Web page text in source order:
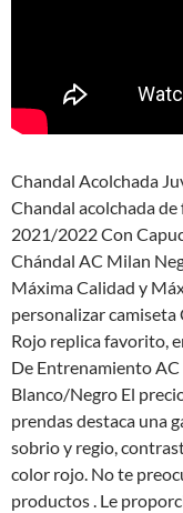
Chandal Acolchada
Chandal acolchada
2021/2022 Con
Chándal AC Milan
Máxima Calidad y
personalizar
Rojo replica favorito,
De Entrenamiento
Blanco/Negro El
prendas destaca una
sobrio y regio,
color rojo. No te
productos . Le